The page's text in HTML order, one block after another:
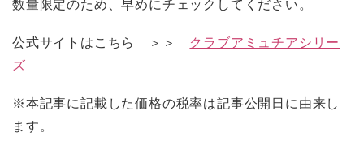
公式サイトはこちら ＞＞ クラブアミュチアシリー
ズ
※本記事に記載した価格の税率は記事公開日に由来し
ます。